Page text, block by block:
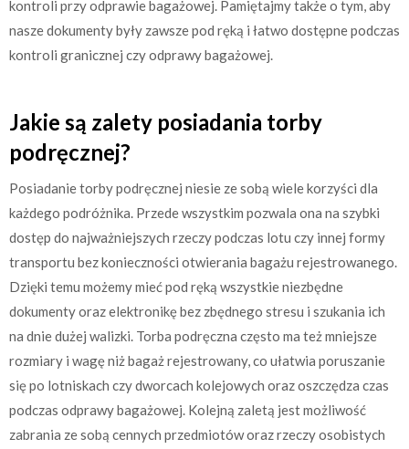
kontroli przy odprawie bagażowej. Pamiętajmy także o tym, aby
nasze dokumenty były zawsze pod ręką i łatwo dostępne podczas
kontroli granicznej czy odprawy bagażowej.
Jakie są zalety posiadania torby
podręcznej?
Posiadanie torby podręcznej niesie ze sobą wiele korzyści dla
każdego podróżnika. Przede wszystkim pozwala ona na szybki
dostęp do najważniejszych rzeczy podczas lotu czy innej formy
transportu bez konieczności otwierania bagażu rejestrowanego.
Dzięki temu możemy mieć pod ręką wszystkie niezbędne
dokumenty oraz elektronikę bez zbędnego stresu i szukania ich
na dnie dużej walizki. Torba podręczna często ma też mniejsze
rozmiary i wagę niż bagaż rejestrowany, co ułatwia poruszanie
się po lotniskach czy dworcach kolejowych oraz oszczędza czas
podczas odprawy bagażowej. Kolejną zaletą jest możliwość
zabrania ze sobą cennych przedmiotów oraz rzeczy osobistych